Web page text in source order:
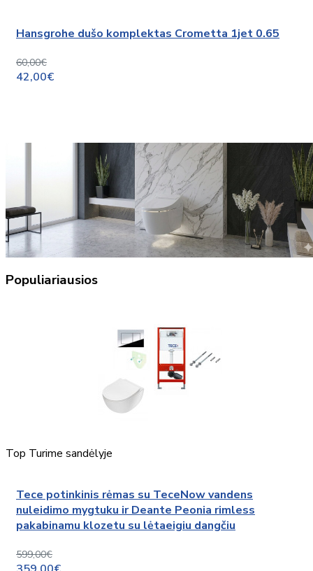
Hansgrohe dušo komplektas Crometta 1jet 0.65
60,00€
42,00€
Populiariausios
Top Turime sandėlyje
Tece potinkinis rėmas su TeceNow vandens
nuleidimo mygtuku ir Deante Peonia rimless
pakabinamu klozetu su lėtaeigiu dangčiu
599,00€